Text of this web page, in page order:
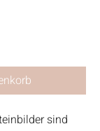
sind